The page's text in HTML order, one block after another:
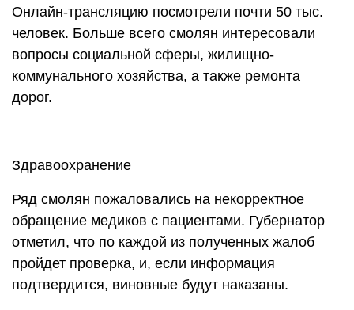
Онлайн-трансляцию посмотрели почти 50 тыс.
человек. Больше всего смолян интересовали
вопросы социальной сферы, жилищно-
коммунального хозяйства, а также ремонта
дорог.
Здравоохранение
Ряд смолян пожаловались на некорректное
обращение медиков с пациентами. Губернатор
отметил, что по каждой из полученных жалоб
пройдет проверка, и, если информация
подтвердится, виновные будут наказаны.